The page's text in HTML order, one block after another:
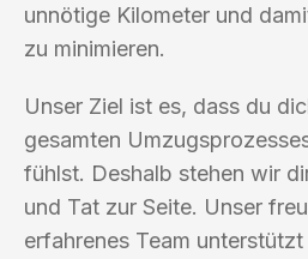
unnötige Kilometer und
zu minimieren.
Unser Ziel ist es, dass du
gesamten
fühlst. Deshalb stehen wir
und Tat zur Seite. Unser
erfahrenes Team